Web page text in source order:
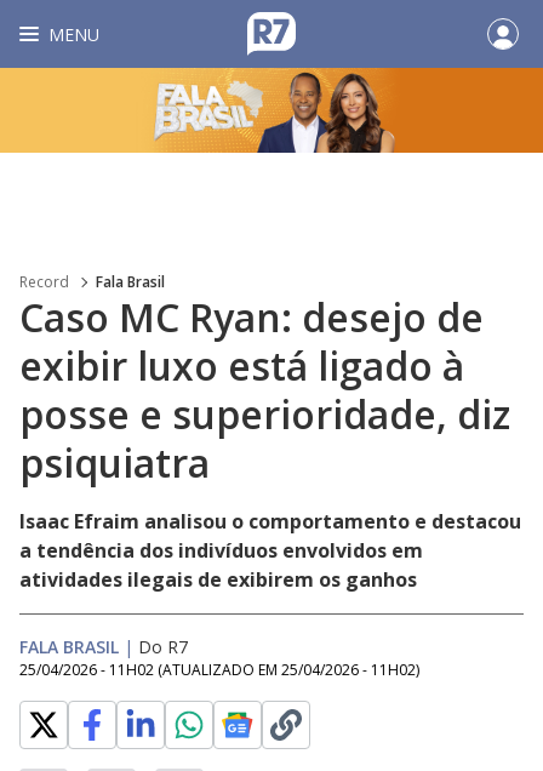
MENU
Record Fala Brasil
Caso MC Ryan: desejo de
exibir luxo está ligado à
posse e superioridade, diz
psiquiatra
Isaac Efraim analisou o comportamento e destacou
a tendência dos indivíduos envolvidos em
atividades ilegais de exibirem os ganhos
FALA BRASIL | Do R7
25/04/2026 - 11H02 (ATUALIZADO EM 25/04/2026 - 11H02)